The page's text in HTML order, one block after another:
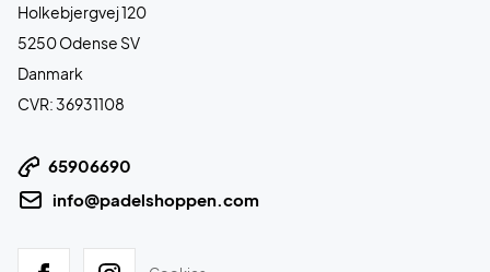
Holkebjergvej 120
5250 Odense SV
Danmark
CVR: 36931108
65906690
info@padelshoppen.com